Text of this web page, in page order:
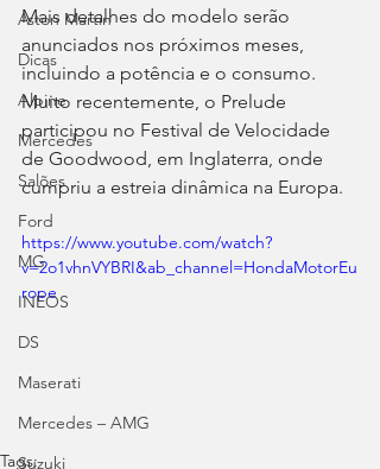
Aston Martin
Dicas
Alpine
Mercedes
Salões
Ford
MG
INEOS
DS
Maserati
Mercedes – AMG
Suzuki
Mais detalhes do modelo serão
anunciados nos próximos meses,
incluindo a potência e o consumo.
Muito recentemente, o Prelude
participou no Festival de Velocidade
de Goodwood, em Inglaterra, onde
cumpriu a estreia dinâmica na Europa.
https://www.youtube.com/watch?
v=2o1vhnVYBRI&ab_channel=HondaMotorEu
rope
Tags: